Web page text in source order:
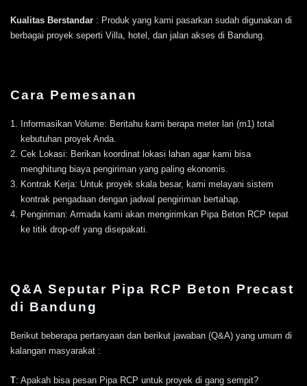
Kualitas Berstandar : Produk yang kami pasarkan sudah digunakan di
berbagai proyek seperti Villa, hotel, dan jalan akses di Bandung.
Cara Pemesanan
Informasikan Volume: Beritahu kami berapa meter lari (m1) total
kebutuhan proyek Anda.
Cek Lokasi: Berikan koordinat lokasi lahan agar kami bisa
menghitung biaya pengiriman yang paling ekonomis.
Kontrak Kerja: Untuk proyek skala besar, kami melayani sistem
kontrak pengadaan dengan jadwal pengiriman bertahap.
Pengiriman: Armada kami akan mengirimkan Pipa Beton RCP tepat
ke titik drop-off yang disepakati.
Q&A Seputar Pipa RCP Beton Precast
di Bandung
Berikut beberapa pertanyaan dan berikut jawaban (Q&A) yang umum di
kalangan masyarakat :
T: Apakah bisa pesan Pipa RCP untuk proyek di gang sempit?